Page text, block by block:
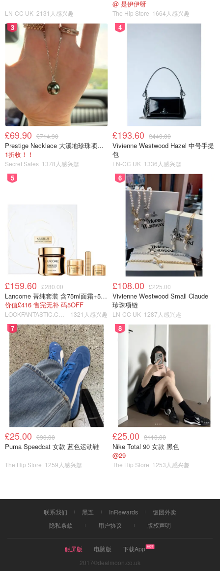
而Turning Point USA（TPUSA）公开的990报表显示，
2024财年收入高达8,500万美元、而大额匿名金主的集中注
入是一个关键词。调查报道早在2022年就指出，TPUSA的
资金高增长背后，“近一半来自10位匿名捐赠者”。再往上
追，像Donors Trust这样的捐赠顾问基金为保守派网络“隐名
输血”早有先例，TPUSA也在这一通道上获益。
结语：
他所编织与放大的虚假与误导，远不止本文列举的几条。作
者认为我们立场可以鲜明，但方法必须诚实。Kirk 的核心问
题，不在他“保守”与否，而在于把政治胜利置于事实之上：
用更快的节奏、更高的情绪、更低的核查成本抢占话语权，
再让错误叙事去驱动动员与募资。这套玩法让他很红，也把
也因此，我们必须把底线摆在最前——暴力不是任何政治主
张的合理“代价”。哪怕他曾公开说过“这是代价”，今天发生
在他身上的枪击同样不可接受。暴力只会为极化添柴，给谎
言新的戏码。
部分参考资料
• The Guardian: Conservative activist Charlie Kirk shot
during campus event
• PolitiFact: Maricopa County voting centers increased, not
reduced
• PolitiFact: HR 1 does not allow Boston bomber to vote
from prison
• PolitiFact: Claim Jamie Foxx paralyzed and blind due to
COVID-19 vaccine is false
• PolitiFact: Claim that climate predictions never came true
• PolitiFact: Hydroxychloroquine not proven 100% effective
for COVID-19
• Media reports: Charlie Kirk dismisses masks as
‘scientifically doubtful’
LN-CC UK 2131人感兴趣
@ 是伊伊呀
The Hip Store 1664人感兴趣
3
£69.90 £714.90
Prestige Necklace 大溪地珍珠项链 10-11mm
1折收！！
Secret Sales 1378人感兴趣
4
£193.60 £440.00
Vivienne Westwood Hazel 中号手提
包
LN-CC UK 1336人感兴趣
5
£159.60 £280.00
Lancome 菁纯套装 含75ml面霜+5ml精华+5ml眼霜
价值£416 售完无补 码5OFF
1321人感兴趣
6
£108.00 £225.00
Vivienne Westwood Small Claude
珍珠项链
LN-CC UK 1287人感兴趣
7
£25.00 £90.00
Puma Speedcat 女款 蓝色运动鞋
The Hip Store 1259人感兴趣
8
£25.00 £110.00
Nike Total 90 女款 黑色
@29
The Hip Store 1253人感兴趣
联系我们 黑五 InRewards
饭团外卖
隐私条款
用户协议 版权声明
触屏版 电脑版
下载App
2017©dealmoon.co.uk